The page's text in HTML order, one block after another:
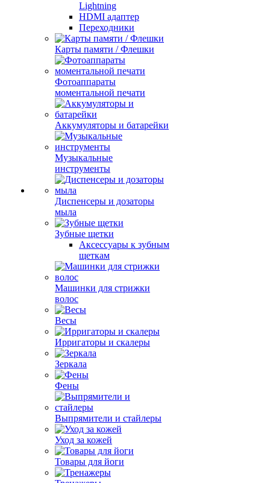
Lightning
HDMI адаптер
Переходники
Карты памяти / Флешки
Фотоаппараты
моментальной печати
Аккумуляторы и батарейки
Музыкальные
инструменты
Диспенсеры и дозаторы
мыла
Зубные щетки
Аксессуары к зубным
щеткам
Машинки для стрижки
волос
Весы
Ирригаторы и скалеры
Зеркала
Фены
Выпрямители и стайлеры
Уход за кожей
Товары для йоги